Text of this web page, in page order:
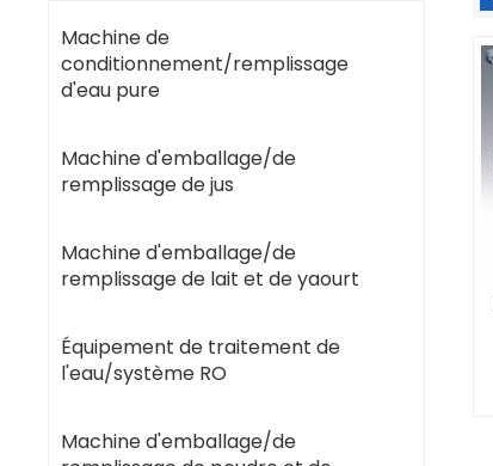
Machine de
conditionnement/remplissage
d'eau pure
Machine d'emballage/de
remplissage de jus
Machine d'emballage/de
remplissage de lait et de yaourt
Équipement de traitement de
l'eau/système RO
Machine d'emballage/de